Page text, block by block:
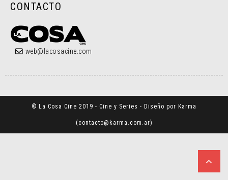
CONTACTO
web@lacosacine.com
© La Cosa Cine 2019 - Cine y Series - Diseño por Karma
(contacto@karma.com.ar)